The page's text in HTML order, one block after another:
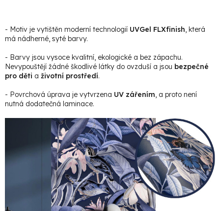
- Motiv je vytištěn moderní technologií UVGel FLXfinish, která
má nádherné, syté barvy.
- Barvy jsou vysoce kvalitní, ekologické a bez zápachu.
Nevypouštějí žádné škodlivé látky do ovzduší a jsou bezpečné
pro děti a životní prostředí.
- Povrchová úprava je vytvrzena UV zářením, a proto není
nutná dodatečná laminace.